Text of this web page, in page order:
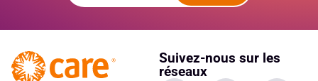
Suivez-nous sur les
réseaux